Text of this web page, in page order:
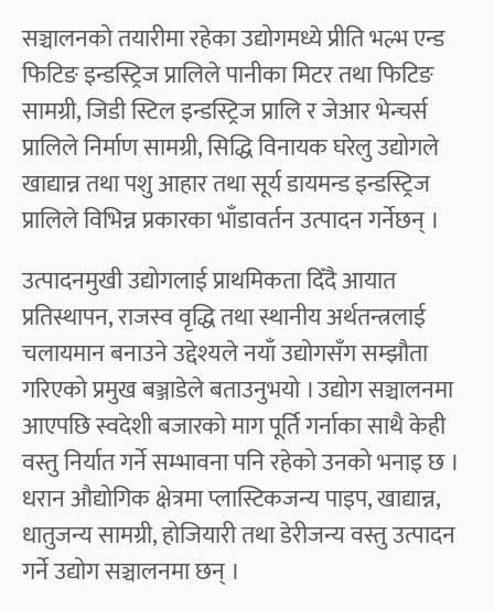
सञ्चालनको तयारीमा रहेका उद्योगमध्ये प्रीति भल्भ एन्ड
फिटिङ इन्डस्ट्रिज प्रालिले पानीका मिटर तथा फिटिङ
सामग्री, जिडी स्टिल इन्डस्ट्रिज प्रालि र जेआर भेन्चर्स
प्रालिले निर्माण सामग्री, सिद्धि विनायक घरेलु उद्योगले
खाद्यान्न तथा पशु आहार तथा सूर्य डायमन्ड इन्डस्ट्रिज
प्रालिले विभिन्न प्रकारका भाँडावर्तन उत्पादन गर्नेछन् ।
उत्पादनमुखी उद्योगलाई प्राथमिकता दिँदै आयात
प्रतिस्थापन, राजस्व वृद्धि तथा स्थानीय अर्थतन्त्रलाई
चलायमान बनाउने उद्देश्यले नयाँ उद्योगसँग सम्झौता
गरिएको प्रमुख बञ्जाडेले बताउनुभयो । उद्योग सञ्चालनमा
आएपछि स्वदेशी बजारको माग पूर्ति गर्नाका साथै केही
वस्तु निर्यात गर्ने सम्भावना पनि रहेको उनको भनाइ छ ।
धरान औद्योगिक क्षेत्रमा प्लास्टिकजन्य पाइप, खाद्यान्न,
धातुजन्य सामग्री, होजियारी तथा डेरीजन्य वस्तु उत्पादन
गर्ने उद्योग सञ्चालनमा छन् ।